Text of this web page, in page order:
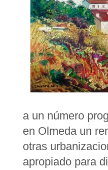
a un número
en Olmeda un
otras
apropiado para